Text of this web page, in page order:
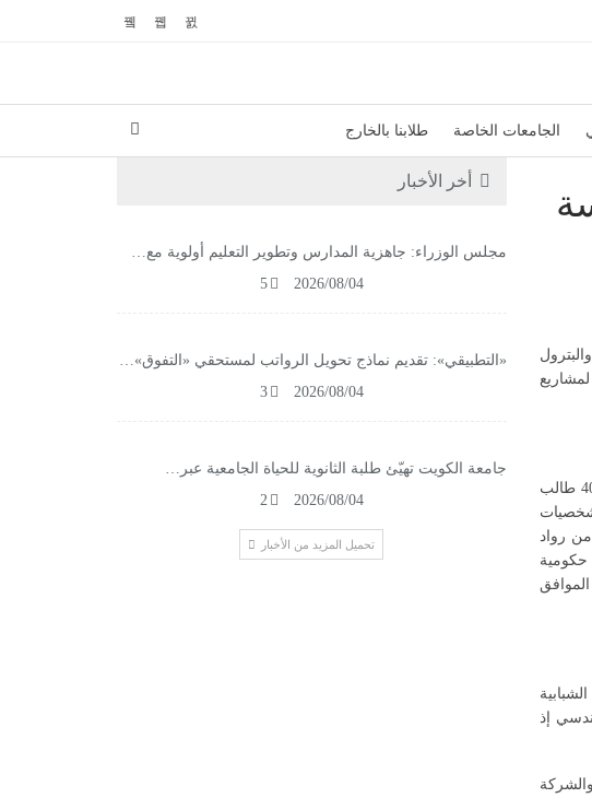
الجامعات الخاصة طلابنا بالخارج
لمشاريع
وأفاد مدير المركز د. بدر البصيري أن المعرض للفصل الدراسي الأول يحتوى على 102 مشروع وشارك فيه ما يقارب 400 طالب
من رواد
حكومية
الموافق
إذ
أخر الأخبار
مجلس الوزراء: جاهزية المدارس وتطوير التعليم أولوية مع…
2026/08/04
5
«التطبيقي»: تقديم نماذج تحويل الرواتب لمستحقي «التفوق»…
2026/08/04
3
جامعة الكويت تهيّئ طلبة الثانوية للحياة الجامعية عبر…
2026/08/04
2
تحميل المزيد من الأخبار